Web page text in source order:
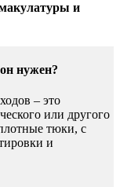
и
нужен?
– это
или другого
тюки, с
и